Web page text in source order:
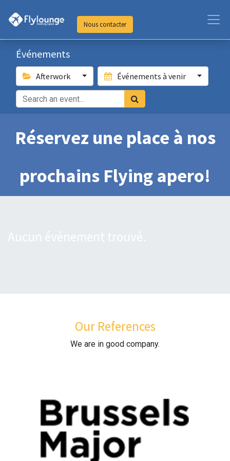
Nous contacter
Événements
Afterwork Événements à venir
Réservez une place à nos
prochains Flying apero!
Our References
We are in good company.